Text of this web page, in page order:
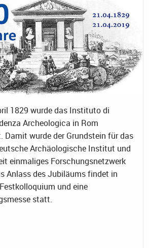
1829 wurde das Instituto di
Archeologica in Rom
Damit wurde der Grundstein für das
Archäologische Institut und
einmaliges Forschungsnetzwerk
Anlass des Jubiläums findet in
und eine
statt.